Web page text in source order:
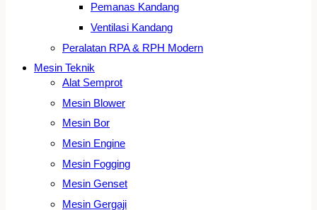
Pemanas Kandang
Ventilasi Kandang
Peralatan RPA & RPH Modern
Mesin Teknik
Alat Semprot
Mesin Blower
Mesin Bor
Mesin Engine
Mesin Fogging
Mesin Genset
Mesin Gergaji